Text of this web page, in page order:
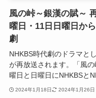
風の峠～銀漢の賦～
曜日・11日日曜日か
劇
NHKBS時代劇のドラマと
が再放送されます。「風
曜日と日曜日にNHKBSと
2024年1月18日 2024年1月26日